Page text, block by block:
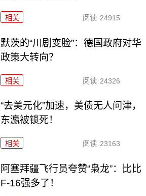
相关 阅读 24915
默茨的“川剧变脸”：德国政府对华
政策大转向？
相关 阅读 24326
“去美元化”加速，美债无人问津，
东瀛被锁死！
相关 阅读 23163
阿塞拜疆飞行员夸赞“枭龙”：比比
F-16强多了！